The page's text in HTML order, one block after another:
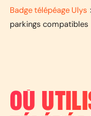
Badge télépéage Ulys
parkings compatibles
OÙ